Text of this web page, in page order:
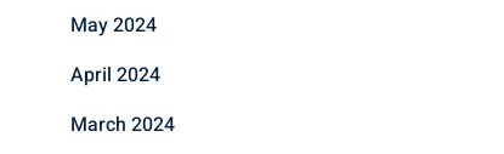
May 2024
April 2024
March 2024